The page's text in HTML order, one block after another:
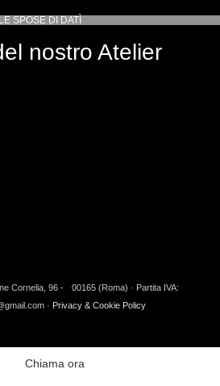
LE SPOSE DI DATÌ
nostro Atelier
Cornelia, 96 - 00165 (Roma) · Partita IVA:
· Privacy & Cookie Policy
Chiama ora